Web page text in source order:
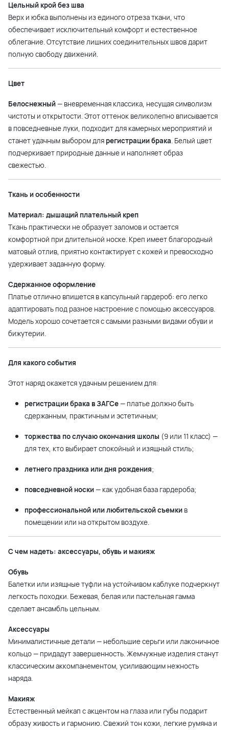
Цельный крой без шва
Верх и юбка выполнены из единого отреза ткани, что
обеспечивает исключительный комфорт и естественное
облегание. Отсутствие лишних соединительных швов дарит
полную свободу движений.
Цвет
Белоснежный— вневременная классика, несущая символизм
чистоты и открытости. Этот оттенок великолепно вписывается
в повседневные луки, подходит для камерных мероприятий и
станет удачным выбором для регистрации брака. Белый цвет
подчеркивает природные данные и наполняет образ
свежестью.
Ткань и особенности
Материал: дышащий плательный креп
Ткань практически не образует заломов и остается
комфортной при длительной носке. Креп имеет благородный
матовый отлив, приятно контактирует с кожей и превосходно
удерживает заданную форму.
Сдержанное оформление
Платье отлично впишется в капсульный гардероб: его легко
адаптировать под разное настроение с помощью аксессуаров.
Модель хорошо сочетается с самыми разными видами обуви и
бижутерии.
Для какого события
Этот наряд окажется удачным решением для:
регистрации брака в ЗАГСе— платье должно быть
сдержанным, практичным и эстетичным;
торжества по случаю окончания школы (9 или 11 класс) —
для тех, кто выбирает спокойный и изящный стиль;
летнего праздника или дня рождения;
повседневной носки— как удобная база гардероба;
профессиональной или любительской съемки в
помещении или на открытом воздухе.
С чем надеть: аксессуары, обувь и макияж
Обувь
Балетки или изящные туфли на устойчивом каблуке подчеркнут
легкость походки. Бежевая, белая или пастельная гамма
сделает ансамбль цельным.
Аксессуары
Минималистичные детали — небольшие серьги или лаконичное
кольцо — придадут завершенность. Жемчужные изделия станут
классическим аккомпанементом, усиливающим нежность
наряда.
Макияж
Естественный мейкап с акцентом на глаза или губы подарит
образу живость и гармонию. Свежий тон кожи, легкие румяна и